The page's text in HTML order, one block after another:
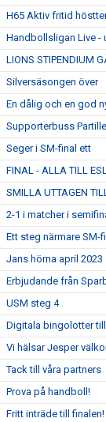
H65 Aktiv fritid
Handbollsligan Live -
LIONS STIPENDIUM
Silversäsongen över
En dålig och en god
Supporterbuss
Seger i SM-final ett
FINAL - ALLA TILL
SMILLA UTTAGEN
2-1 i matcher i
Ett steg närmare SM-
Jans hörna april 2023
Erbjudande från
USM steg 4
Digitala bingolotter
Vi hälsar Jesper
Tack till våra partners
Prova på handboll!
Fritt inträde till finalen!